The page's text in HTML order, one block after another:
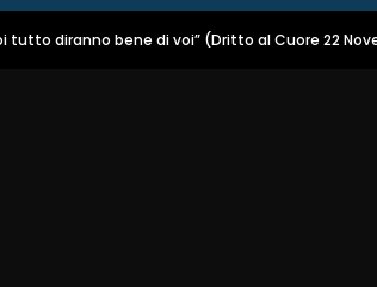
tutto diranno bene di voi” (Dritto al Cuore 22